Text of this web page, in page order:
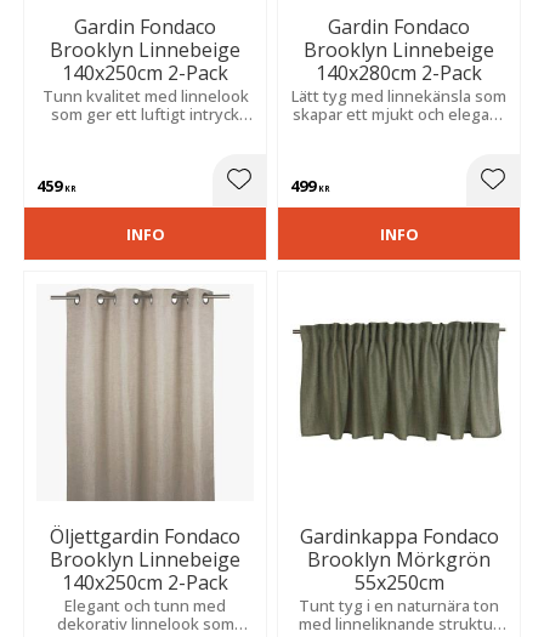
Gardin Fondaco
Brooklyn Linnebeige
140x250cm 2-Pack
Tunn kvalitet med linnelook
som ger ett luftigt intryck
459KR Lägg till i favoriter
INFO
Gardin Fondaco
Brooklyn Linnebeige
140x280cm 2-Pack
Lätt tyg med linnekänsla som
skapar ett mjukt och elegant
499KR
INFO
Öljettgardin Fondaco
Brooklyn Linnebeige
140x250cm 2-Pack
Elegant och tunn med
dekorativ linnelook som
Gardinkappa Fondaco
Brooklyn Mörkgrön
55x250cm
Tunt tyg i en naturnära ton
med linneliknande struktur